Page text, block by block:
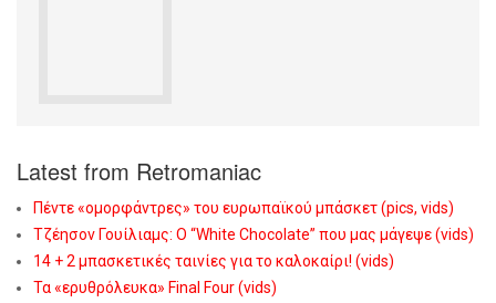
Latest from Retromaniac
Πέντε «ομορφάντρες» του ευρωπαϊκού μπάσκετ (pics, vids)
Τζέησον Γουίλιαμς: O “White Chocolate” που μας μάγεψε (vids)
14 + 2 μπασκετικές ταινίες για το καλοκαίρι! (vids)
Τα «ερυθρόλευκα» Final Four (vids)